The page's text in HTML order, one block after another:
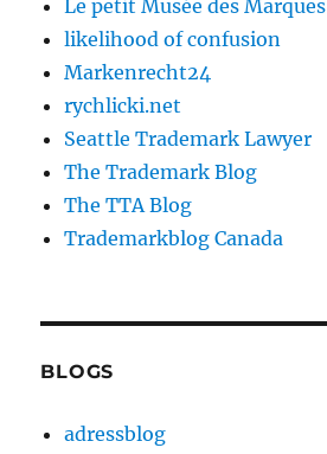
Le petit Musée des Marques
likelihood of confusion
Markenrecht24
rychlicki.net
Seattle Trademark Lawyer
The Trademark Blog
The TTA Blog
Trademarkblog Canada
BLOGS
adressblog